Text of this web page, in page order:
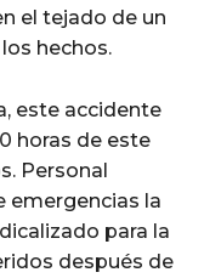
el tejado de un
hechos.
este accidente
horas de este
Personal
emergencias la
para la
después de